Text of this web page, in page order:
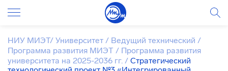
НИУ МИЭТ/ Университет / Ведущий технический /
Программа развития МИЭТ / Программа развития
университета на 2025-2036 гг. / Стратегический